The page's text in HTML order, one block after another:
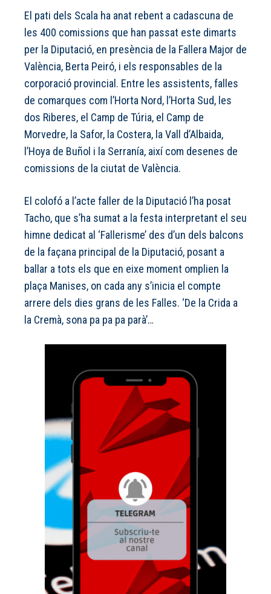
El pati dels Scala ha anat rebent a cadascuna de
les 400 comissions que han passat este dimarts
per la Diputació, en presència de la Fallera Major de
València, Berta Peiró, i els responsables de la
corporació provincial. Entre les assistents, falles
de comarques com l’Horta Nord, l’Horta Sud, les
dos Riberes, el Camp de Túria, el Camp de
Morvedre, la Safor, la Costera, la Vall d’Albaida,
l’Hoya de Buñol i la Serranía, així com desenes de
comissions de la ciutat de València.
El colofó a l’acte faller de la Diputació l’ha posat
Tacho, que s’ha sumat a la festa interpretant el seu
himne dedicat al ‘Fallerisme’ des d’un dels balcons
de la façana principal de la Diputació, posant a
ballar a tots els que en eixe moment omplien la
plaça Manises, on cada any s’inicia el compte
arrere dels dies grans de les Falles. ‘De la Crida a
la Cremà, sona pa pa pa parà’…